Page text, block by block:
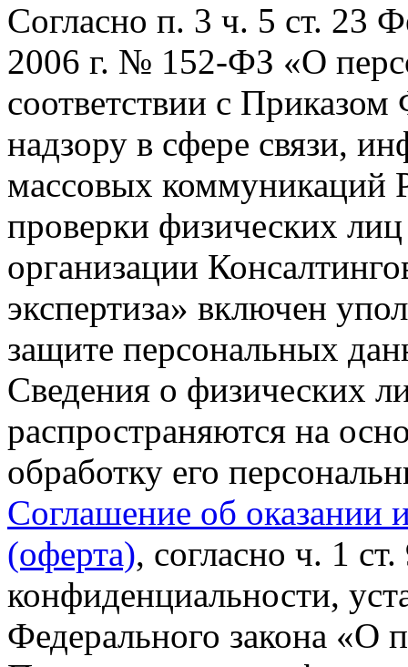
Согласно п. 3 ч. 5 ст. 23
2006 г. № 152-ФЗ «О
соответствии с
надзору в сфере связи,
массовых коммуникаций
проверки физических
организации
экспертиза» включен
защите персональных
Сведения о физических
распространяются на
обработку его
Соглашение об оказании
(оферта), согласно ч. 1
конфиденциальности,
Федерального закона «О